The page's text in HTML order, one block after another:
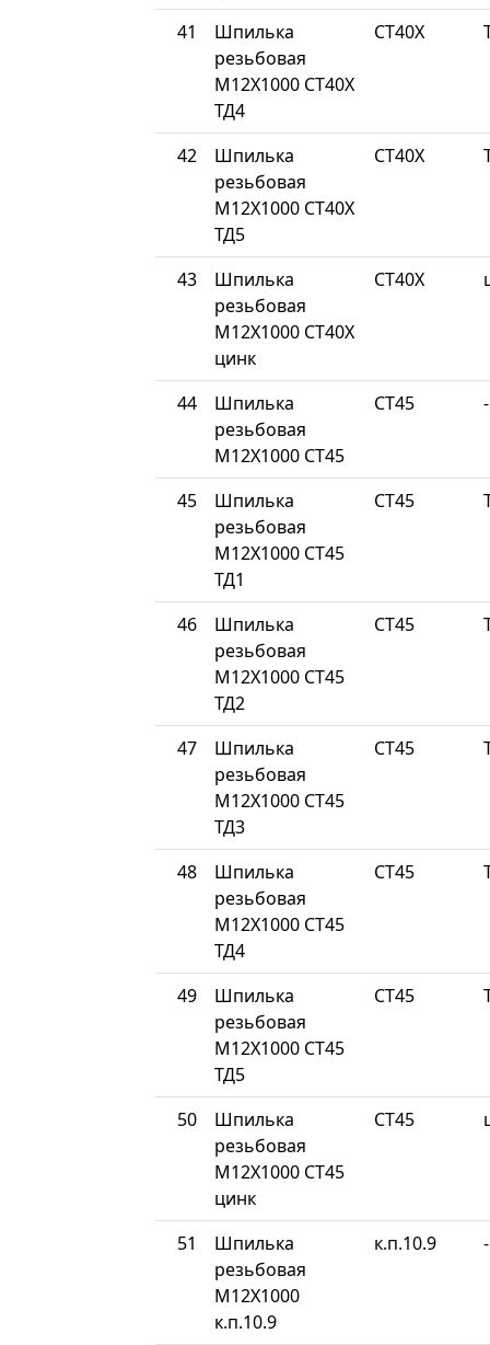
41
Шпилька
резьбовая
М12Х1000 СТ40Х
ТД4
СТ40Х
42
Шпилька
резьбовая
М12Х1000 СТ40Х
ТД5
СТ40Х
43
Шпилька
резьбовая
М12Х1000 СТ40Х
цинк
СТ40Х
44
Шпилька
резьбовая
М12Х1000 СТ45
СТ45 -
45
Шпилька
резьбовая
М12Х1000 СТ45
ТД1
СТ45
46
Шпилька
резьбовая
М12Х1000 СТ45
ТД2
СТ45
47
Шпилька
резьбовая
М12Х1000 СТ45
ТД3
СТ45
48
Шпилька
резьбовая
М12Х1000 СТ45
ТД4
СТ45
49
Шпилька
резьбовая
М12Х1000 СТ45
ТД5
СТ45
50
Шпилька
резьбовая
М12Х1000 СТ45
цинк
СТ45
51
Шпилька
резьбовая
М12Х1000
к.п.10.9
к.п.10.9 -